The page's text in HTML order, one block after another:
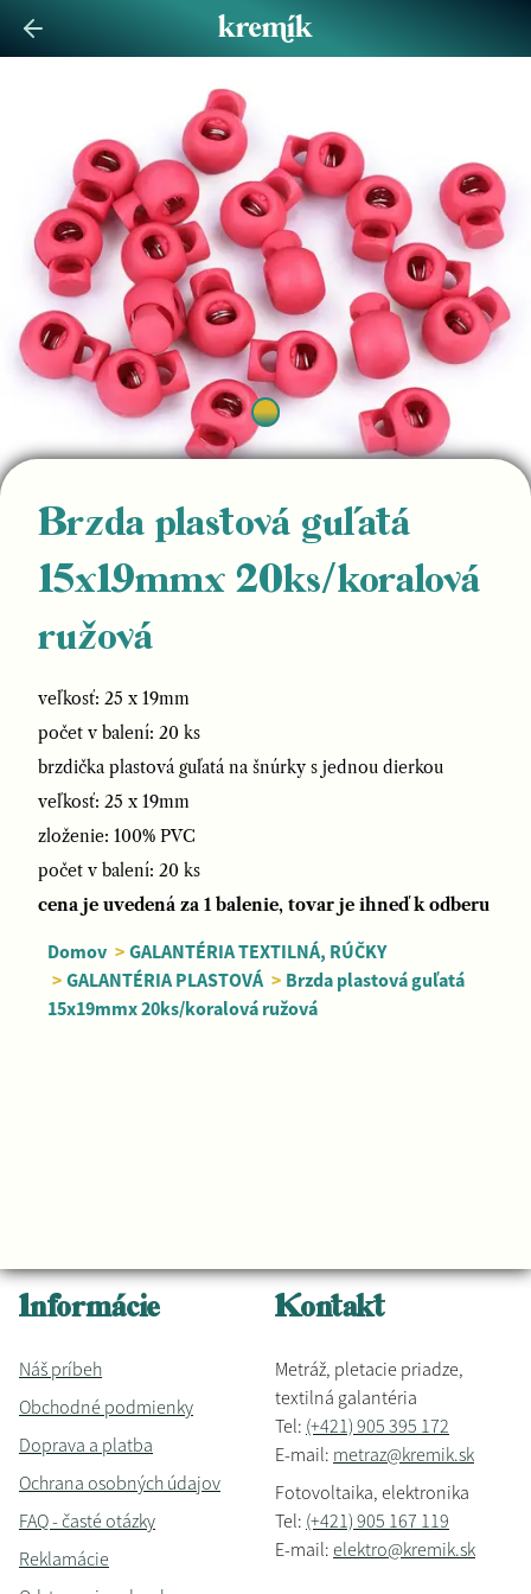
Brzda plastová guľatá
15x19mmx 20ks/koralová
ružová
veľkosť: 25 x 19mm
počet v balení: 20 ks
brzdička plastová guľatá na šnúrky s jednou dierkou
veľkosť: 25 x 19mm
zloženie: 100% PVC
počet v balení: 20 ks
cena je uvedená za 1 balenie, tovar je ihneď k odberu
Domov > GALANTÉRIA TEXTILNÁ, RÚČKY
> GALANTÉRIA PLASTOVÁ > Brzda plastová guľatá
15x19mmx 20ks/koralová ružová
Informácie
Náš príbeh
Obchodné podmienky
Doprava a platba
Ochrana osobných údajov
FAQ - časté otázky
Reklamácie
Kontakt
Metráž, pletacie priadze,
textilná galantéria
Tel: (+421) 905 395 172
E-mail: metraz@kremik.sk
Fotovoltaika, elektronika
Tel: (+421) 905 167 119
E-mail: elektro@kremik.sk